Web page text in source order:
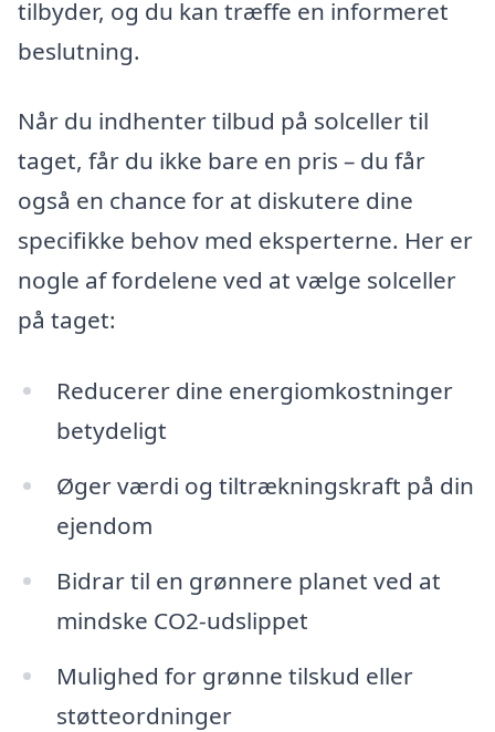
tilbyder, og du kan træffe en informeret
beslutning.
Når du indhenter tilbud på solceller til
taget, får du ikke bare en pris – du får
også en chance for at diskutere dine
specifikke behov med eksperterne. Her er
nogle af fordelene ved at vælge solceller
på taget:
Reducerer dine energiomkostninger
betydeligt
Øger værdi og tiltrækningskraft på din
ejendom
Bidrar til en grønnere planet ved at
mindske CO2-udslippet
Mulighed for grønne tilskud eller
støtteordninger